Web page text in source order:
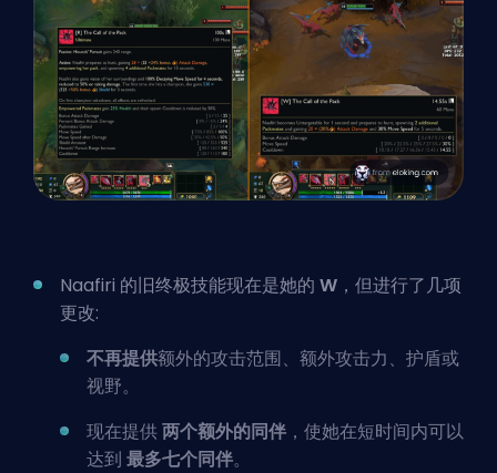
Naafiri 的旧终极技能现在是她的 W ，但进行了几项
更改:
不再提供额外的攻击范围、额外攻击力、护盾或
视野。
现在提供两个额外的同伴 ，使她在短时间内可以
达到 最多七个同伴。